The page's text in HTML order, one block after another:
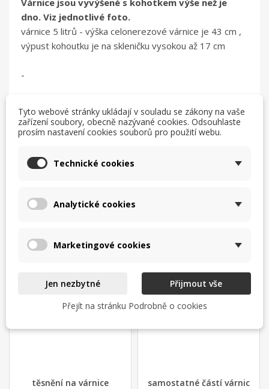
Várnice jsou vyvýšené s kohotkem výše než je
dno. Viz jednotlivé foto.
várnice 5 litrů - výška celonerezové várnice je 43 cm ,
výpust kohoutku je na skleničku vysokou až 17 cm
-
Mohlo by vás také
zajímat
těsnění na várnice samostatné částí várnic
Tyto webové stránky ukládají v souladu se zákony na vaše
zařízení soubory, obecně nazývané cookies. Odsouhlaste
prosím nastavení cookies souborů pro použití webu.
Technické cookies
Analytické cookies
Marketingové cookies
Jen nezbytné
Přijmout vše
Přejít na stránku Podrobně o cookies